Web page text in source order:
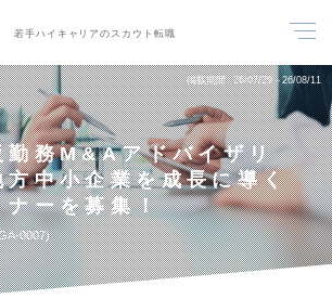
若手ハイキャリアのスカウト転職
掲載期間 26/07/29～26/08/11
勤務M&Aアドバイザリ
方中小企業を成長に導く
ナーを募集！
0007